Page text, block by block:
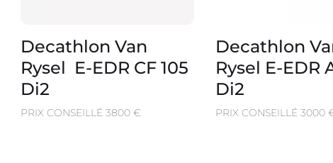
Decathlon Van
Rysel E-EDR CF 105
Di2
PRIX CONSEILLÉ 3800 €
Decathlon
Rysel E-EDR
Di2
PRIX CONSEILLÉ 3000